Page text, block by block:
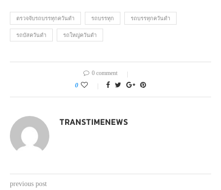
ตรวจจับรถบรรทุกควันดำ รถบรรทุก รถบรรทุกควันดำ
รถบัสควันดำ รถใหญ่ควันดำ
0 comment
0
TRANSTIMENEWS
previous post